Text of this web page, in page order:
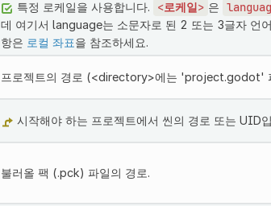
특정 로케일을 사용합니다. <로케일> 은
데 여기서 language는 소문자로 된 2 또는 3글자 언
항은 로컬 좌표을 참조하세요.
프로젝트의 경로 (<directory>에는 'project.godot'
시작해야 하는 프로젝트에서 씬의 경로 또는 UID
불러올 팩 (.pck) 파일의 경로.